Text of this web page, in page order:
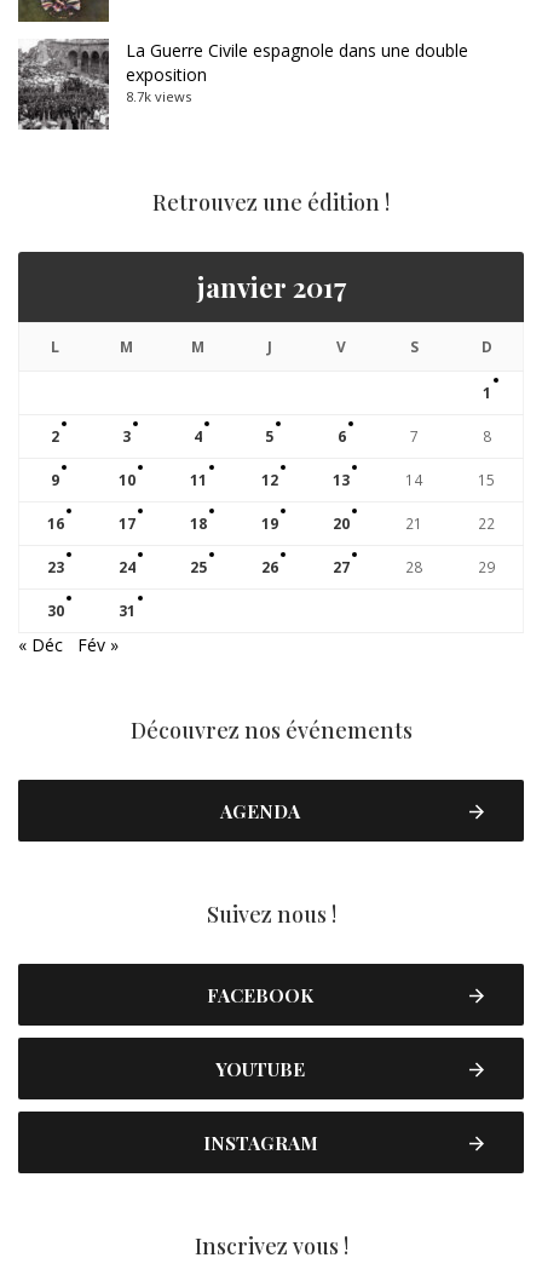
La Guerre Civile espagnole dans une double
exposition
8.7k views
Retrouvez une édition !
janvier 2017
L M M J V S D
1
2 3 4 5 6 7 8
9 10 11 12 13 14 15
16 17 18 19 20 21 22
23 24 25 26 27 28 29
30 31
« Déc Fév »
Découvrez nos événements
AGENDA
Suivez nous !
FACEBOOK
YOUTUBE
INSTAGRAM
Inscrivez vous !